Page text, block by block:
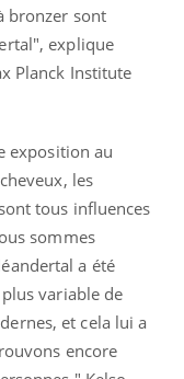
bronzer sont
explique
Planck Institute
exposition au
les
tous influences
sommes
a été
variable de
et cela lui a
encore